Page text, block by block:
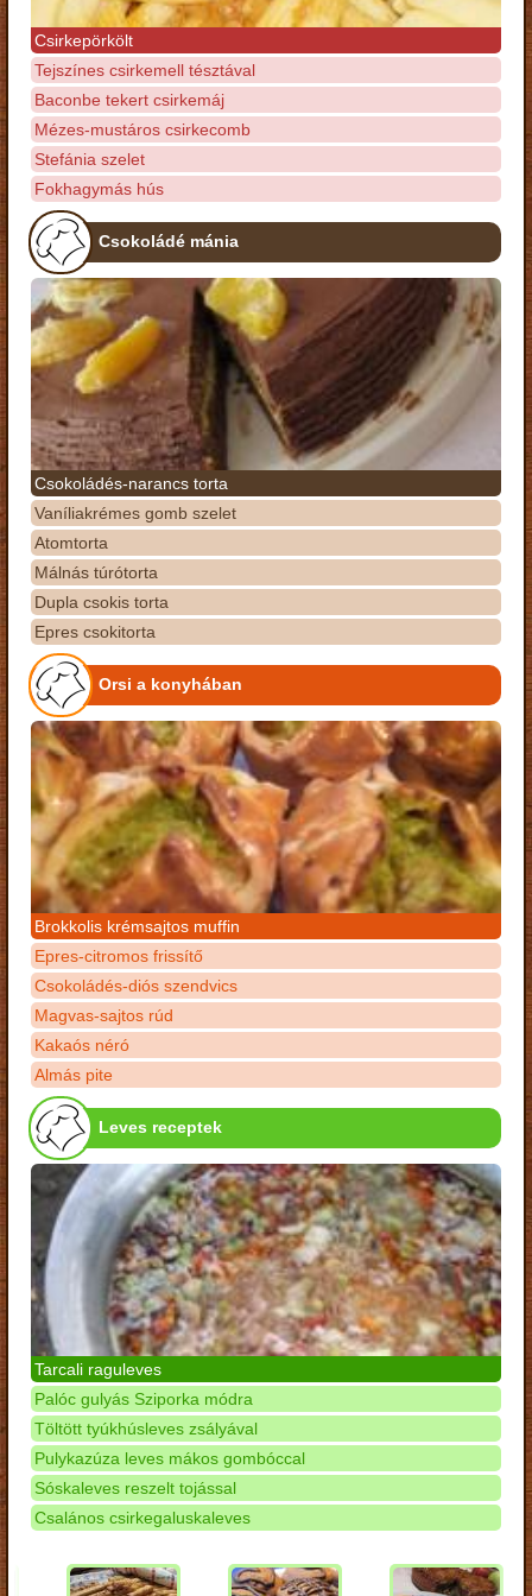
Csirkepörkölt
Tejszínes csirkemell tésztával
Baconbe tekert csirkemáj
Mézes-mustáros csirkecomb
Stefánia szelet
Fokhagymás hús
Csokoládé mánia
Csokoládés-narancs torta
Vaníliakrémes gomb szelet
Atomtorta
Málnás túrótorta
Dupla csokis torta
Epres csokitorta
Orsi a konyhában
Brokkolis krémsajtos muffin
Epres-citromos frissítő
Csokoládés-diós szendvics
Magvas-sajtos rúd
Kakaós néró
Almás pite
Leves receptek
Tarcali raguleves
Palóc gulyás Sziporka módra
Töltött tyúkhúsleves zsályával
Pulykazúza leves mákos gombóccal
Sóskaleves reszelt tojással
Csalános csirkegaluskaleves